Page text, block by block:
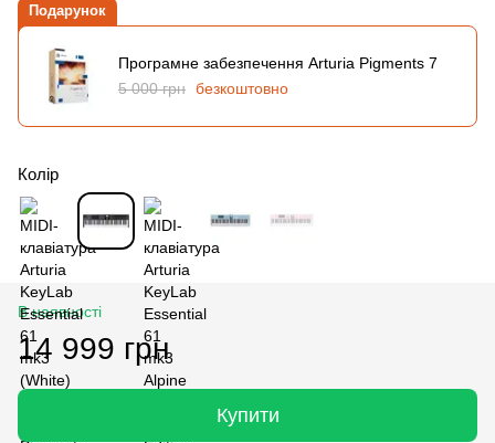
Подарунок
Програмне забезпечення Arturia Pigments 7
5 000 грн безкоштовно
Колір
В наявності
14 999 грн
Купити